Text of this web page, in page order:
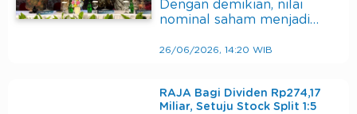
Dengan demikian, nilai
nominal saham menjadi…
26/06/2026, 14:20 WIB
RAJA Bagi Dividen Rp274,17
Miliar, Setuju Stock Split 1:5